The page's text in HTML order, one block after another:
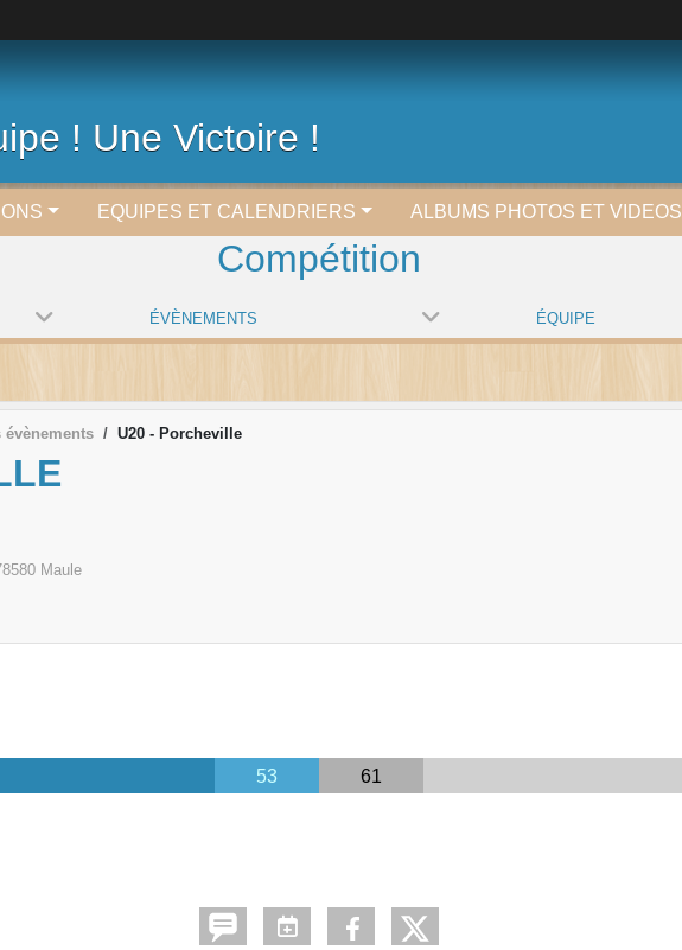
! Une Victoire !
EQUIPES ET CALENDRIERS ALBUMS PHOTOS ET VIDEOS
Compétition
ÉVÈNEMENTS ÉQUIPE
évènements U20 - Porcheville
Maule
53 61